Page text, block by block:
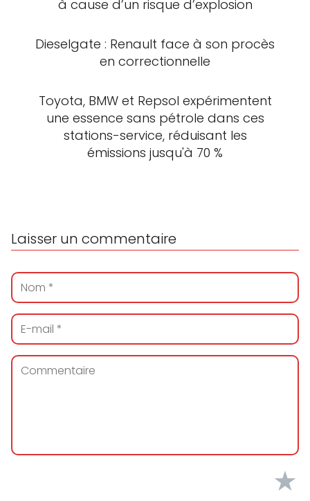
à cause d’un risque d’explosion
Dieselgate : Renault face à son procès
en correctionnelle
Toyota, BMW et Repsol expérimentent
une essence sans pétrole dans ces
stations-service, réduisant les
émissions jusqu'à 70 %
Laisser un commentaire
★